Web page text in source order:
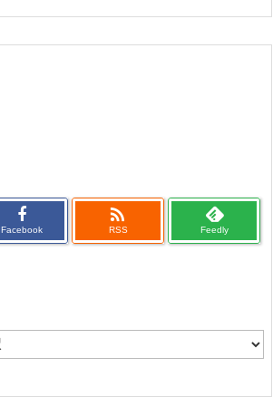
Facebook

RSS Feedly